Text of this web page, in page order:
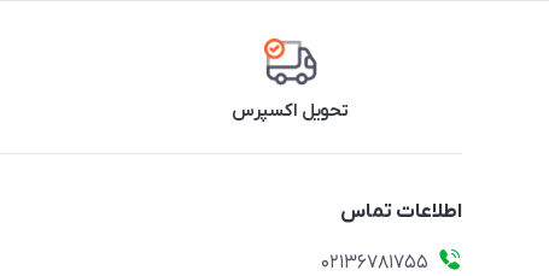
تحویل اکسپرس
اطلاعات تماس
02136781755